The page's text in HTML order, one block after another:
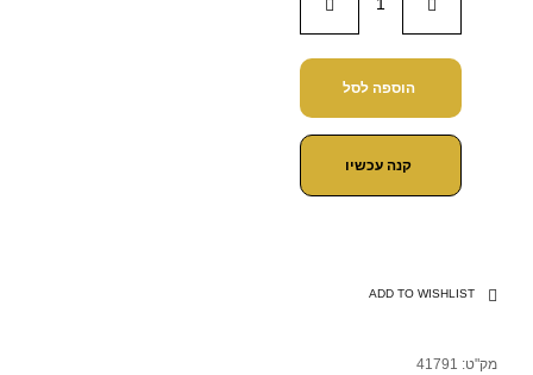
הוספה לסל
קנה עכשיו
ADD TO WISHLIST
מק"ט: 41791